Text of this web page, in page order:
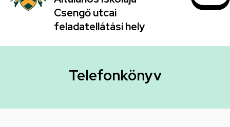
Gimnáziuma
Általános
Csengő utcai
feladatellátási hely
Telefonkönyv